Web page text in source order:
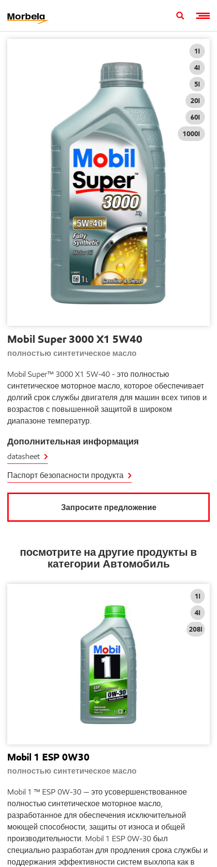
1l
4l
5l
20l
60l
1000l
Mobil Super 3000 X1 5W40
полностью синтетическое масло
Mobil Super™ 3000 X1 5W-40 - это полностью
синтетическое моторное масло, которое обеспечивает
долгий срок службы двигателя для машин всех типов и
возрастов с повышенной защитой в широком
диапазоне температур.
Дополнительная информация
datasheet
Паспорт безопасности продукта
Запросите предложение
посмотрите на другие продукты в
категории Автомобиль
1l
4l
208l
Mobil 1 ESP 0W30
полностью синтетическое масло
Mobil 1 ™ ESP 0W-30 — это усовершенствованное
полностью синтетическое моторное масло,
разработанное для обеспечения исключительной
моющей способности, защиты от износа и общей
производительности. Mobil 1 ESP 0W-30 был
специально разработан для продления срока службы и
поддержания эффективности систем выхлопа как в